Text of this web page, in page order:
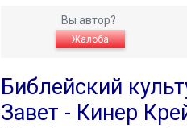
Вы автор?
Жалоба
Библейский
Завет - Кинер